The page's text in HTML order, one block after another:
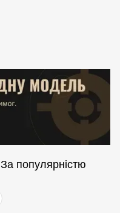
За популярністю